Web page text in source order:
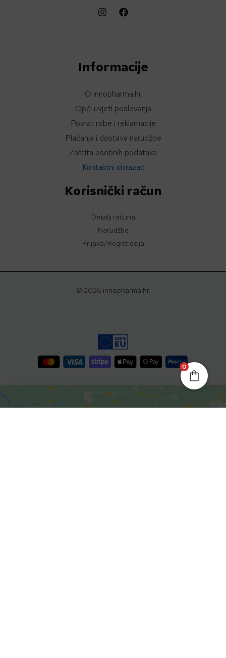
Informacije
O innopharma.hr
Opći uvjeti poslovanja
Povrat robe i reklamacije
Plaćanja i dostava narudžbe
Zaštita osobnih podataka
Kontaktni obrazac
Korisnički račun
Detalji računa
Narudžbe
Prijava/Registracija
© 2026 innopharma.hr.
0